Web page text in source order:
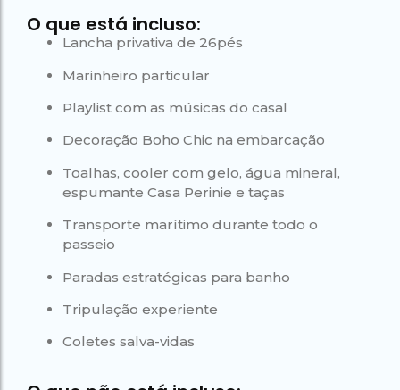
O que está incluso:
Lancha privativa de 26pés
Marinheiro particular
Playlist com as músicas do casal
Decoração Boho Chic na embarcação
Toalhas, cooler com gelo, água mineral,
espumante Casa Perinie e taças
Transporte marítimo durante todo o
passeio
Paradas estratégicas para banho
Tripulação experiente
Coletes salva-vidas